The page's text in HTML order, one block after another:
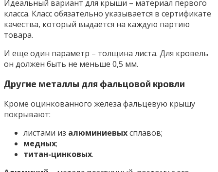
Идеальный вариант для крыши – материал первого
класса. Класс обязательно указывается в сертификате
качества, который выдается на каждую партию
товара.
И еще один параметр – толщина листа. Для кровель
он должен быть не меньше 0,5 мм.
Другие металлы для фальцовой кровли
Кроме оцинкованного железа фальцевую крышу
покрывают:
листами из алюминиевыхсплавов;
медных;
титан-цинковых.